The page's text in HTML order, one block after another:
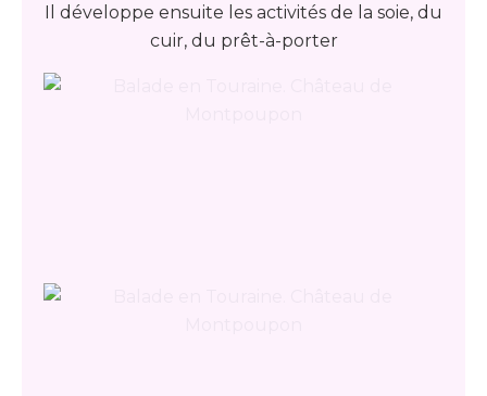
Il développe ensuite les activités de la soie, du
cuir, du prêt-à-porter